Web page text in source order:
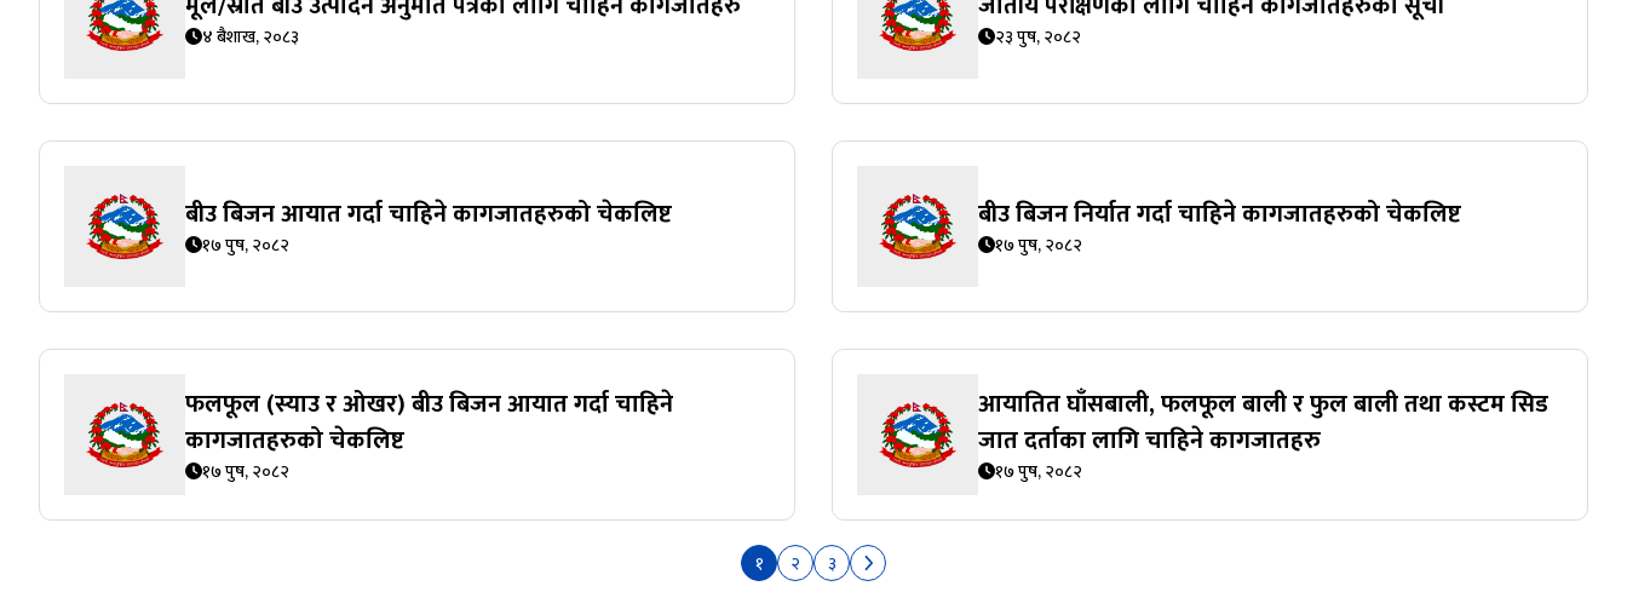
४ बैशाख, २०८३ २३ पुष, २०८२
बीउ बिजन आयात गर्दा चाहिने कागजातहरुको चेकलिष्ट
१७ पुष, २०८२
बीउ बिजन निर्यात गर्दा चाहिने कागजातहरुको चेकलिष्ट
१७ पुष, २०८२
फलफूल (स्याउ र ओखर) बीउ बिजन आयात गर्दा चाहिने
कागजातहरुको चेकलिष्ट
१७ पुष, २०८२
आयातित घाँसबाली, फलफूल बाली र फुल बाली तथा कस्टम सिड
जात दर्ताका लागि चाहिने कागजातहरु
१७ पुष, २०८२
१ २ ३